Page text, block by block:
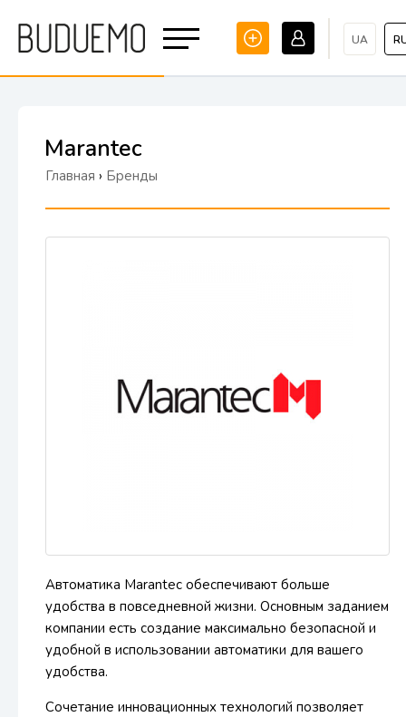
UA
Marantec
Главная › Бренды
Автоматика Marantec обеспечивают больше
удобства в повседневной жизни. Основным заданием
компании есть создание максимально безопасной и
удобной в использовании автоматики для вашего
удобства.
Сочетание инновационных технологий позволяет